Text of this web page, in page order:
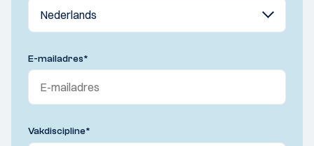
E-mailadres*
Vakdiscipline*